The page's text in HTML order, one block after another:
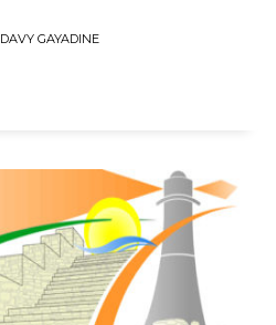
DAVY GAYADINE